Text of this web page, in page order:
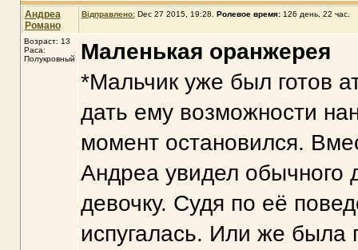
Андреа
Романо
Відправлено: Dec 27 2015, 19:28 Ролевое время:126 день, 22 час.
Возраст: 13
Раса:
Полукровный
Маленькая оранжерея
*Мальчик уже был готов
дать ему возможности
момент остановился.
Андреа увидел
девочку. Судя по её
испугалась. Или же была